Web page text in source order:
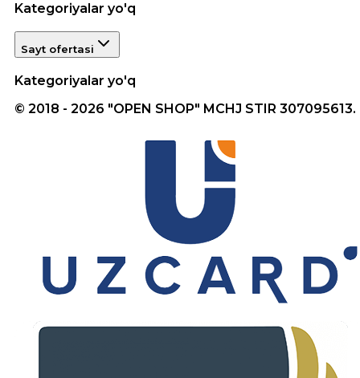
Kategoriyalar yo'q
Sayt ofertasi
Kategoriyalar yo'q
© 2018 - 2026 "OPEN SHOP" MCHJ STIR 307095613.